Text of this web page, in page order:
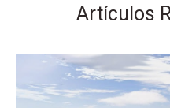
Artículos